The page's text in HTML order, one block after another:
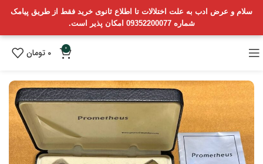
سلام و عرض ادب به علت اختلالات تا اطلاع ثانوی خرید فقط از طریق پیامک
شماره 09352200077 امکان پذیر است.
0
0 تومان